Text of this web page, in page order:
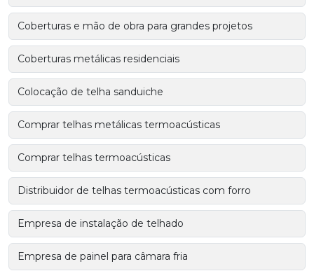
Coberturas e mão de obra para grandes projetos
Coberturas metálicas residenciais
Colocação de telha sanduiche
Comprar telhas metálicas termoacústicas
Comprar telhas termoacústicas
Distribuidor de telhas termoacústicas com forro
Empresa de instalação de telhado
Empresa de painel para câmara fria